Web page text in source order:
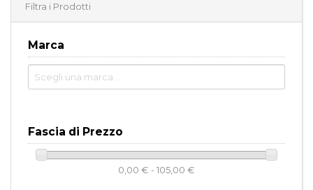
Filtra i Prodotti
Marca
Fascia di Prezzo
0,00 € - 105,00 €